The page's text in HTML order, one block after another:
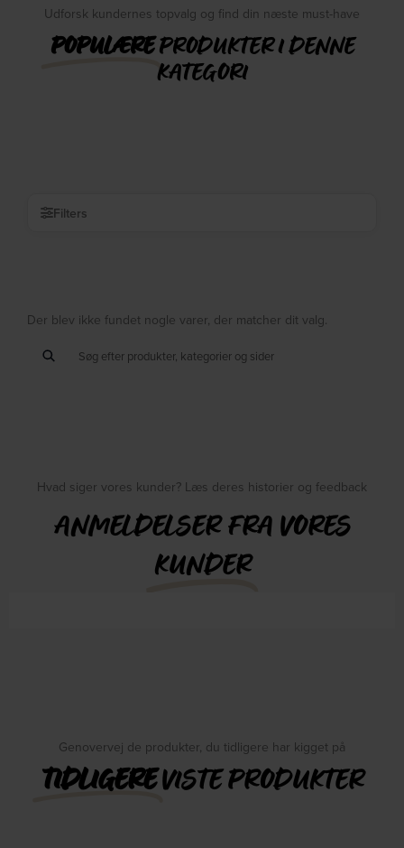
Udforsk kundernes topvalg og find din næste must-have
POPULÆREPRODUKTER I DENNE
KATEGORI
Filters
Der blev ikke fundet nogle varer, der matcher dit valg.
Hvad siger vores kunder? Læs deres historier og feedback
ANMELDELSER FRA VORES
KUNDER
Genovervej de produkter, du tidligere har kigget på
TIDLIGEREVISTE PRODUKTER